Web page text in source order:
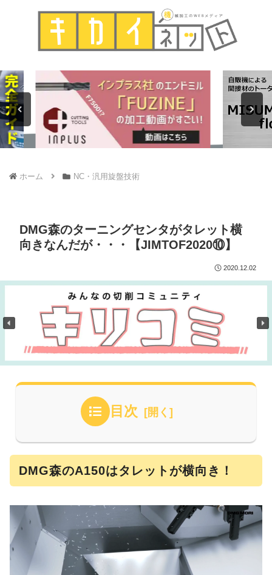
ホーム NC・汎用旋盤技術
DMG森のターニングセンタがタレット横
向きなんだが・・・【JIMTOF2020⑩】
2020.12.02
目次
DMG森のA150はタレットが横向き！